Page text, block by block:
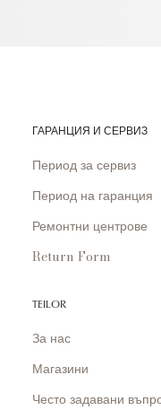
ГАРАНЦИЯ И СЕРВИЗ
Период за сервиз
Период на гаранция
Ремонтни центрове
Return Form
TEILOR
За нас
Магазини
Често задавани